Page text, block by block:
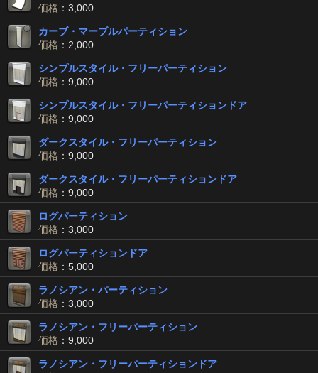
価格 ：3,000
カーブ・マーブルパーティション
価格 ：2,000
シンプルスタイル・フリーパーティション
価格 ：9,000
シンプルスタイル・フリーパーティションドア
価格 ：9,000
ダークスタイル・フリーパーティション
価格 ：9,000
ダークスタイル・フリーパーティションドア
価格 ：9,000
ログパーティション
価格 ：3,000
ログパーティションドア
価格 ：5,000
ラノシアン・パーティション
価格 ：3,000
ラノシアン・フリーパーティション
価格 ：9,000
ラノシアン・フリーパーティションドア